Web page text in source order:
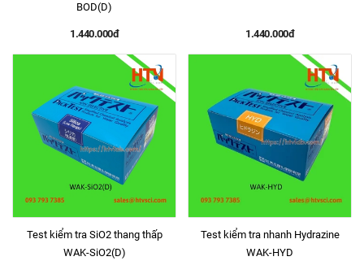
BOD(D)
1.440.000đ 1.440.000đ
Test kiểm tra SiO2 thang thấp
WAK-SiO2(D)
Test kiểm tra nhanh Hydrazine
WAK-HYD